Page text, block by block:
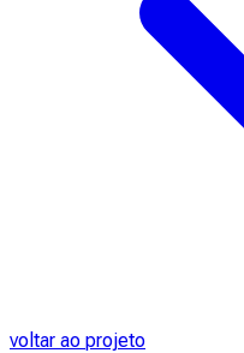
voltar ao projeto